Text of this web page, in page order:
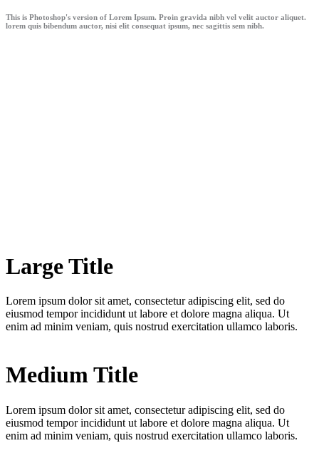
This is Photoshop's version of Lorem Ipsum. Proin gravida nibh vel velit auctor aliquet.
lorem quis bibendum auctor, nisi elit consequat ipsum, nec sagittis sem nibh.
Large Title
Lorem ipsum dolor sit amet, consectetur adipiscing elit, sed do
eiusmod tempor incididunt ut labore et dolore magna aliqua. Ut
enim ad minim veniam, quis nostrud exercitation ullamco laboris.
Medium Title
Lorem ipsum dolor sit amet, consectetur adipiscing elit, sed do
eiusmod tempor incididunt ut labore et dolore magna aliqua. Ut
enim ad minim veniam, quis nostrud exercitation ullamco laboris.